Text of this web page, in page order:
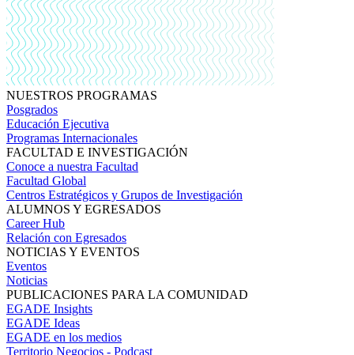
NUESTROS PROGRAMAS
Posgrados
Educación Ejecutiva
Programas Internacionales
FACULTAD E INVESTIGACIÓN
Conoce a nuestra Facultad
Facultad Global
Centros Estratégicos y Grupos de Investigación
ALUMNOS Y EGRESADOS
Career Hub
Relación con Egresados
NOTICIAS Y EVENTOS
Eventos
Noticias
PUBLICACIONES PARA LA COMUNIDAD
EGADE Insights
EGADE Ideas
EGADE en los medios
Territorio Negocios - Podcast